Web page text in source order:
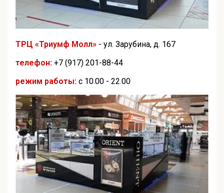
ТРЦ «Триумф Молл» - ул. Зарубина, д. 167
телефон: +7 (917) 201-88-44
режим работы: с 10.00 - 22.00